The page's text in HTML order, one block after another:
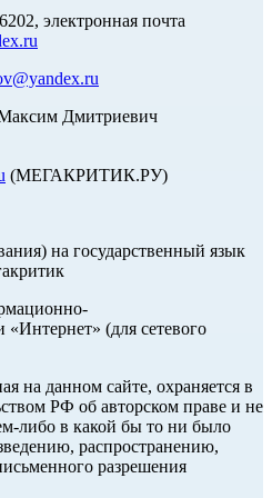
электронная почта
Дмитриевич
(МЕГАКРИТИК.РУ)
на государственный язык
(для сетевого
на данном сайте, охраняется в
РФ об авторском праве и не
либо в какой бы то ни было
распространению,
разрешения